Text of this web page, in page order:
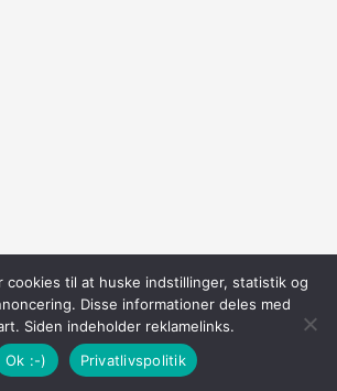
Cookie- og privatlivspolitik
| Siden indeholder
indhold og reklamelinks
cookies til at huske indstillinger, statistik og
Disse informationer deles med
Siden indeholder reklamelinks.
Ok :-)
Privatlivspolitik